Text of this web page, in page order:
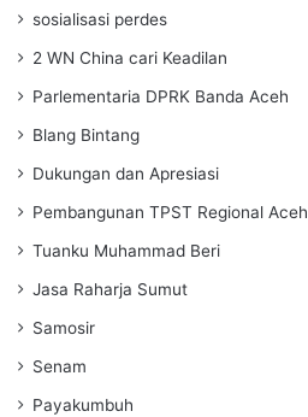
sosialisasi perdes
2 WN China cari Keadilan
Parlementaria DPRK Banda Aceh
Blang Bintang
Dukungan dan Apresiasi
Pembangunan TPST Regional Aceh
Tuanku Muhammad Beri
Jasa Raharja Sumut
Samosir
Senam
Payakumbuh